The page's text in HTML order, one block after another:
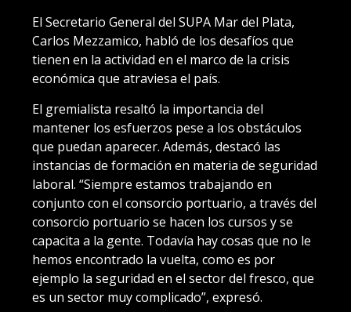
El Secretario General del SUPA Mar del Plata,
Carlos Mezzamico, habló de los desafíos que
tienen en la actividad en el marco de la crisis
económica que atraviesa el país.
El gremialista resaltó la importancia del
mantener los esfuerzos pese a los obstáculos
que puedan aparecer. Además, destacó las
instancias de formación en materia de seguridad
laboral. “Siempre estamos trabajando en
conjunto con el consorcio portuario, a través del
consorcio portuario se hacen los cursos y se
capacita a la gente. Todavía hay cosas que no le
hemos encontrado la vuelta, como es por
ejemplo la seguridad en el sector del fresco, que
es un sector muy complicado”, expresó.